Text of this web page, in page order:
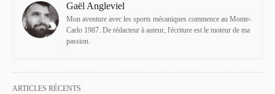
Gaël Angleviel
Mon aventure avec les sports mécaniques commence au Monte-
Carlo 1987. De rédacteur à auteur, l'écriture est le moteur de ma
passion.
ARTICLES RÉCENTS